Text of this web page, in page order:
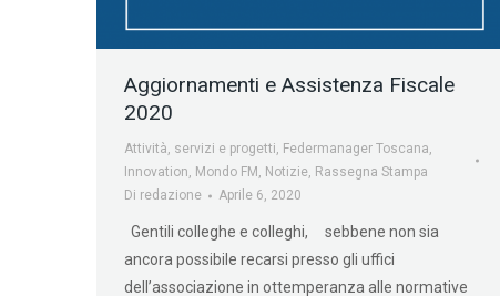
Aggiornamenti e Assistenza Fiscale
2020
Attività, servizi e progetti, Federmanager Toscana,
Innovation, Mondo FM , Notizie, Rassegna Stampa
Di redazione Aprile 6, 2020
Gentili colleghe e colleghi, sebbene non sia
ancora possibile recarsi presso gli uffici
dell’associazione in ottemperanza alle normative